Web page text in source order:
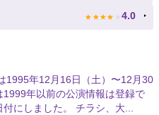
★ ★ ★ ★ ★ 4.0
年12月16日（土）〜12月30
年以前の公演情報は登録で
にしました。 チラシ、大...